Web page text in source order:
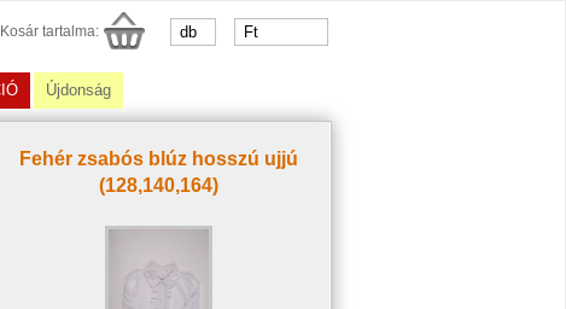
Kosár tartalma:
Újdonság
Fehér zsabós blúz hosszú ujjú
(128,140,164)